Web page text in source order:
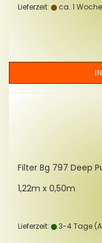
Lieferzeit: ca. 1 Woche
Fil­ter Bg 797 Deep
1,22m x 0,50m
Lieferzeit: 3-4 Tage